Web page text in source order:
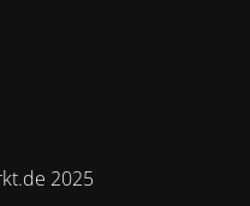
2025